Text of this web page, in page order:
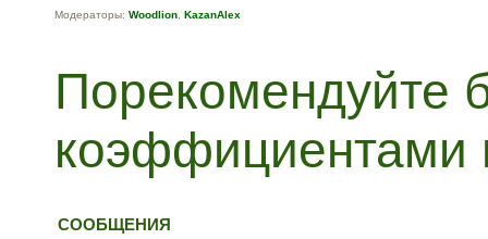
Модераторы: Woodlion KazanAlex
Порекомендуйте
коэффициентами
СООБЩЕНИЯ